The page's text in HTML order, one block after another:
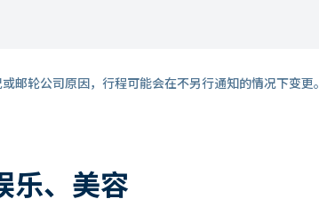
邮轮公司原因，行程可能会在不另行通知的情况下变更。
乐、美容